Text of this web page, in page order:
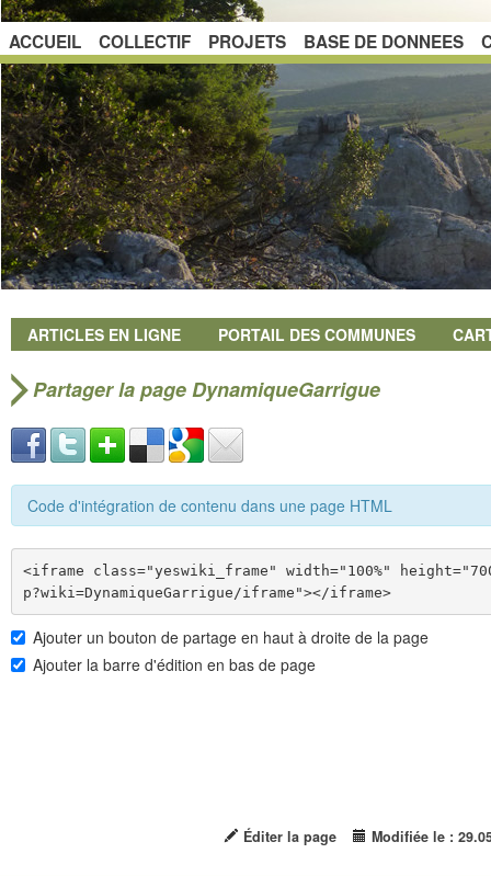
ACCUEIL COLLECTIF PROJETS BASE DE DONNEES
ARTICLES EN LIGNE PORTAIL DES COMMUNES
Partager la page DynamiqueGarrigue
Code d'intégration de contenu dans une page HTML
<iframe class="yeswiki_frame" width="100%"
p?wiki=DynamiqueGarrigue/iframe"></iframe>
Ajouter un bouton de partage en haut à droite de la page
Ajouter la barre d'édition en bas de page
Éditer la page Modifiée le :